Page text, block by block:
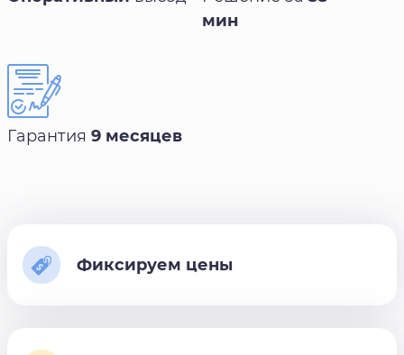
мин
Гарантия 9 месяцев
Фиксируем цены